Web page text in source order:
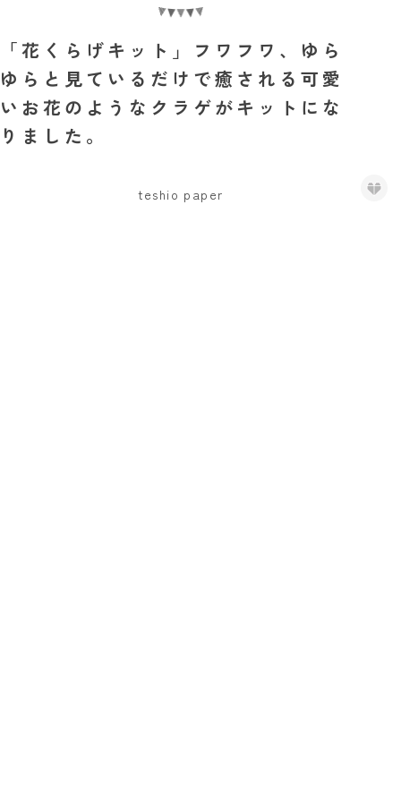
「花くらげキット」フワフワ、ゆら
ゆらと見ているだけで癒される可愛
いお花のようなクラゲがキットにな
りました。
teshio paper